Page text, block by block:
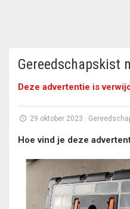
Gereedschapskist
Deze advertentie is
29 oktober 2023 ·
Hoe vind je deze